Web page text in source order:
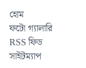
হোম
ফটো গ্যালারি
RSS ফিড
সাইটম্যাপ